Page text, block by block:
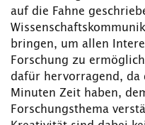
auf die Fahne
bringen, um allen
Forschung zu
dafür hervorragend, da
Minuten Zeit haben,
Forschungsthema